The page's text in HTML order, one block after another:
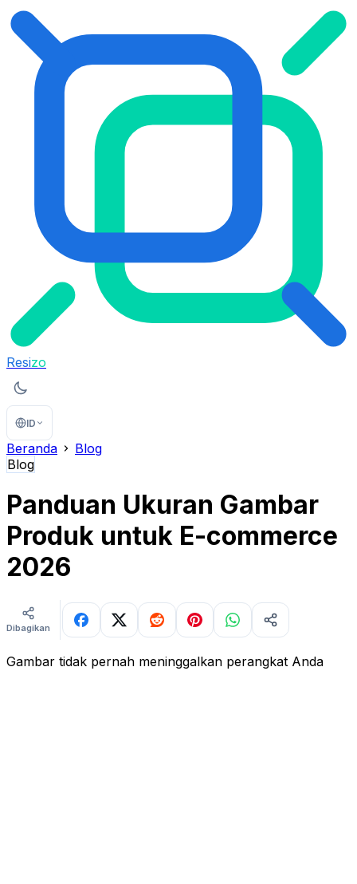
Resizo
ID
Beranda
Blog
Blog
Panduan Ukuran Gambar
Produk untuk E-commerce
2026
Dibagikan
Gambar tidak pernah meninggalkan perangkat Anda